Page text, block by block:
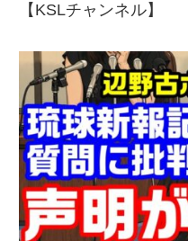
【KSLチャンネル】